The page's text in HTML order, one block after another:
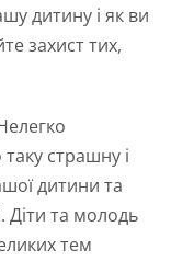
дитину і як ви
захист тих,
страшну і
дитини та
Діти та молодь
тем